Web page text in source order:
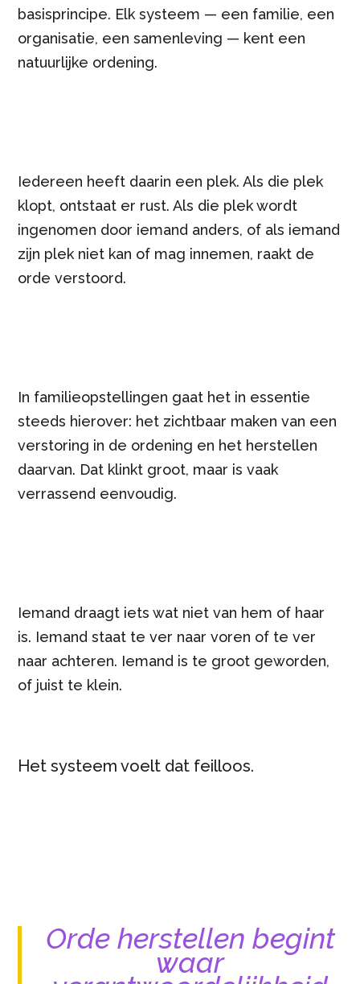
basisprincipe. Elk systeem — een familie, een
organisatie, een samenleving — kent een
natuurlijke ordening.
Iedereen heeft daarin een plek. Als die plek
klopt, ontstaat er rust. Als die plek wordt
ingenomen door iemand anders, of als iemand
zijn plek niet kan of mag innemen, raakt de
orde verstoord.
In familieopstellingen gaat het in essentie
steeds hierover: het zichtbaar maken van een
verstoring in de ordening en het herstellen
daarvan. Dat klinkt groot, maar is vaak
verrassend eenvoudig.
Iemand draagt iets wat niet van hem of haar
is. Iemand staat te ver naar voren of te ver
naar achteren. Iemand is te groot geworden,
of juist te klein.
Het systeem voelt dat feilloos.
Orde herstellen begint
waar